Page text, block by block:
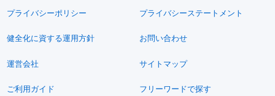
プライバシーポリシー プライバシーステートメント
健全化に資する運用方針 お問い合わせ
運営会社 サイトマップ
ご利用ガイド フリーワードで探す